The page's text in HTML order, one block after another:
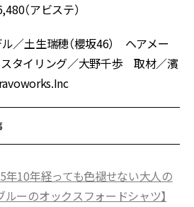
（アビステ）
／土生瑞穂（櫻坂46） ヘアメー
スタイリング／大野千歩 取材／濱
年10年経っても色褪せない大人の
ルーのオックスフォードシャツ】